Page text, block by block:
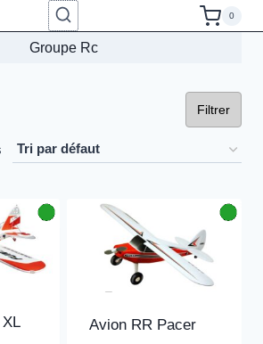
0
Groupe Rc
Filtrer
Avion RR Pacer